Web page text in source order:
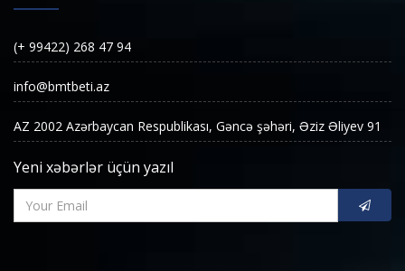
(+ 99422) 268 47 94
info@bmtbeti.az
AZ 2002 Azərbaycan Respublikası, Gəncə şəhəri, Əziz Əliyev 91
Yeni xəbərlər üçün yazıl